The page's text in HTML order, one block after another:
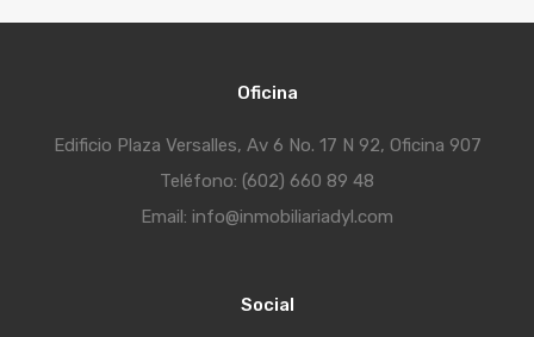
Oficina
Edificio Plaza Versalles, Av 6 No. 17 N 92, Oficina 907
Teléfono: (602) 660 89 48
Email: info@inmobiliariadyl.com
Social